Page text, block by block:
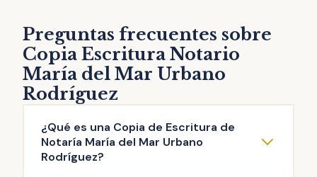
Preguntas frecuentes sobre
Copia Escritura Notario
María del Mar Urbano
Rodríguez
¿Qué es una Copia de Escritura de
Notaría María del Mar Urbano
Rodríguez?